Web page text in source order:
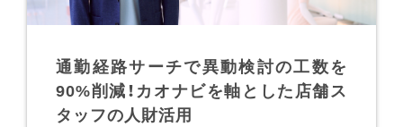
通勤経路サーチで異動検討の工数を
90%削減！カオナビを軸とした店舗ス
タッフの人財活用